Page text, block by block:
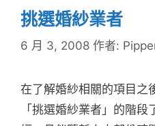
挑選婚紗業者
6 月 3, 2008 作者:
在了解婚紗相關的項目之
「挑選婚紗業者」的階